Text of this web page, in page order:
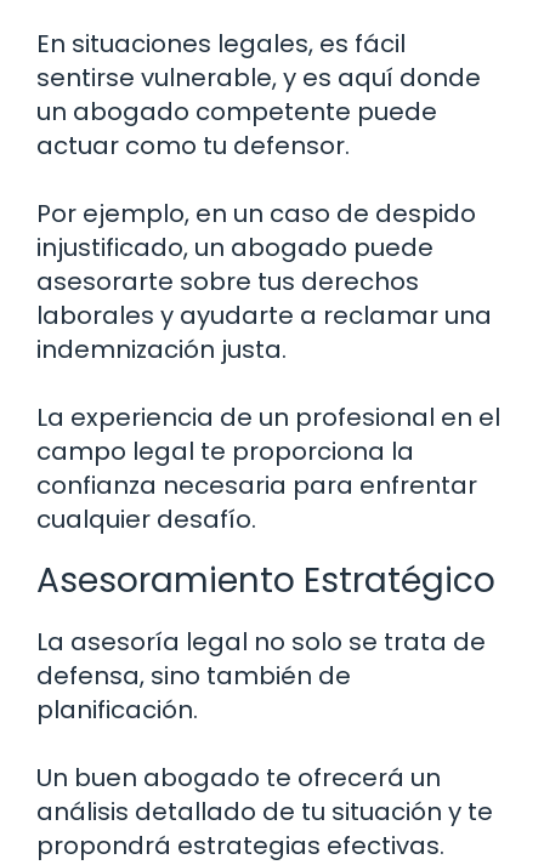
En situaciones legales, es fácil
sentirse vulnerable, y es aquí donde
un abogado competente puede
actuar como tu defensor.
Por ejemplo, en un caso de despido
injustificado, un abogado puede
asesorarte sobre tus derechos
laborales y ayudarte a reclamar una
indemnización justa.
La experiencia de un profesional en el
campo legal te proporciona la
confianza necesaria para enfrentar
cualquier desafío.
Asesoramiento Estratégico
La asesoría legal no solo se trata de
defensa, sino también de
planificación.
Un buen abogado te ofrecerá un
análisis detallado de tu situación y te
propondrá estrategias efectivas.